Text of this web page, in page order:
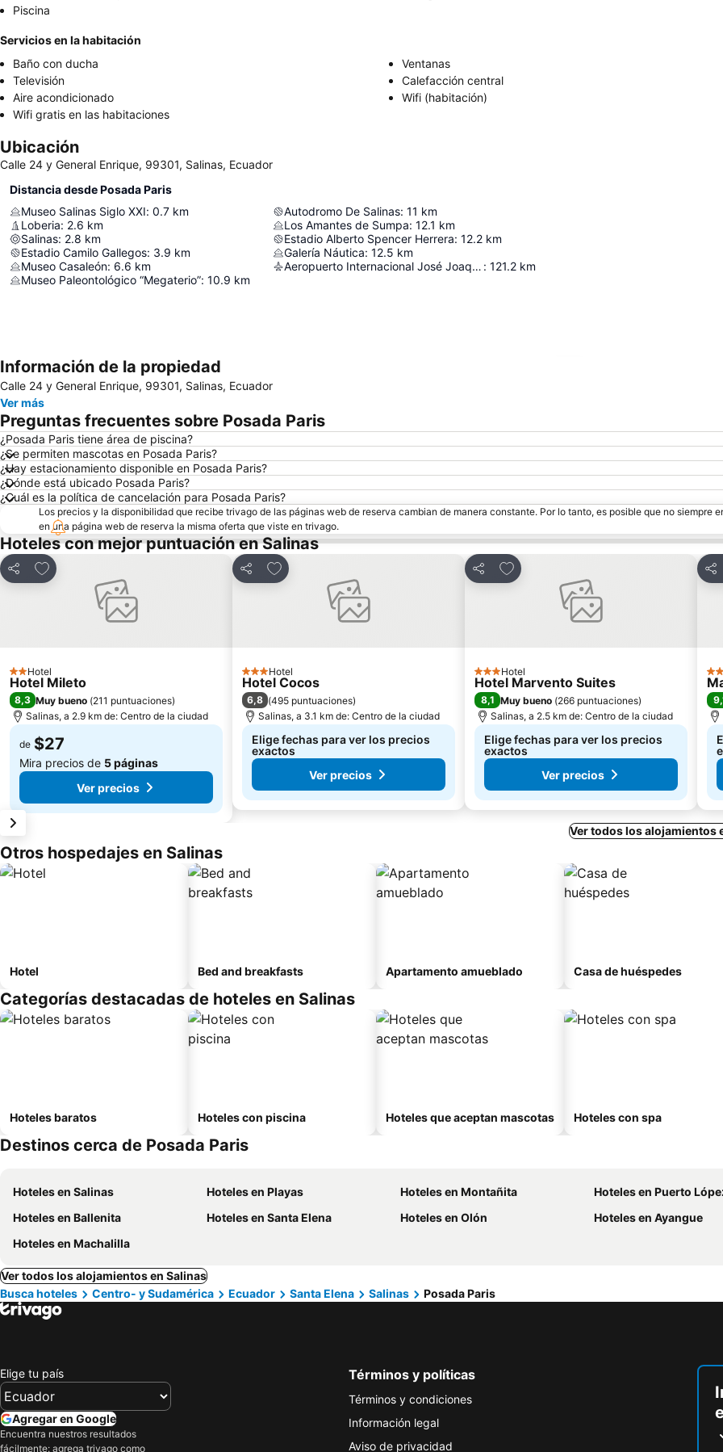
Piscina
Servicios en la habitación
Baño con ducha
Ventanas
Televisión
Calefacción central
Aire acondicionado
Wifi (habitación)
Wifi gratis en las habitaciones
Ubicación
Calle 24 y General Enrique, 99301, Salinas, Ecuador
Distancia desde Posada Paris
Museo Salinas Siglo XXI: 0.7 km
Loberia: 2.6 km
Salinas: 2.8 km
Estadio Camilo Gallegos: 3.9 km
Museo Casaleón: 6.6 km
Museo Paleontológico “Megaterio”: 10.9 km
Autodromo De Salinas: 11 km
Los Amantes de Sumpa: 12.1 km
Estadio Alberto Spencer Herrera: 12.2 km
Galería Náutica: 12.5 km
Aeropuerto Internacional José Joaquín De Olmedo : 121.2 km
Información de la propiedad
Calle 24 y General Enrique, 99301, Salinas, Ecuador
Ver más
Preguntas frecuentes sobre Posada Paris
¿Posada Paris tiene área de piscina?
¿Se permiten mascotas en Posada Paris?
¿Hay estacionamiento disponible en Posada Paris?
¿Dónde está ubicado Posada Paris?
¿Cuál es la política de cancelación para Posada Paris?
Los precios y la disponibilidad que recibe trivago de las páginas web de reserva cambian de manera constante. Por lo tanto, es posible que no siempre
en una página web de reserva la misma oferta que viste en trivago.
Hoteles con mejor puntuación en Salinas
Compartir
Agregar a favoritos
2 Estrellas
Hotel
Hotel Mileto
8,3 Muy bueno (211 puntuaciones)
Salinas, a 2.9 km de: Centro de la ciudad
de $27
Mira precios de 5 páginas
Ver precios
Compartir
Agregar a favoritos
3 Estrellas
Hotel
Hotel Cocos
6,8 (495 puntuaciones)
Salinas, a 3.1 km de: Centro de la ciudad
Elige fechas para ver los precios
exactos
Ver precios
Compartir
Agregar a favoritos
3 Estrellas
Hotel
Hotel Marvento Suites
8,1 Muy bueno (266 puntuaciones)
Salinas, a 2.5 km de: Centro de la ciudad
Elige fechas para ver los precios
exactos
Ver precios
2
Ver todos los alojamientos
Otros hospedajes en Salinas
Hotel Bed and breakfasts Apartamento amueblado Casa de huéspedes
Categorías destacadas de hoteles en Salinas
Hoteles baratos Hoteles con piscina Hoteles que aceptan mascotas Hoteles con spa
Destinos cerca de Posada Paris
Hoteles en Salinas Hoteles en Playas Hoteles en Montañita
Hoteles en Puerto
Hoteles en Ballenita
Hoteles en Santa Elena Hoteles en Olón
Hoteles en Ayangue
Hoteles en Machalilla
Ver todos los alojamientos en Salinas
Busca hoteles
Centro- y Sudamérica Ecuador Santa Elena Salinas Posada Paris
Elige tu país
Agregar en Google
Encuentra nuestros resultados
fácilmente: agrega trivago como
Términos y políticas
Términos y condiciones
Información legal
Aviso de privacidad